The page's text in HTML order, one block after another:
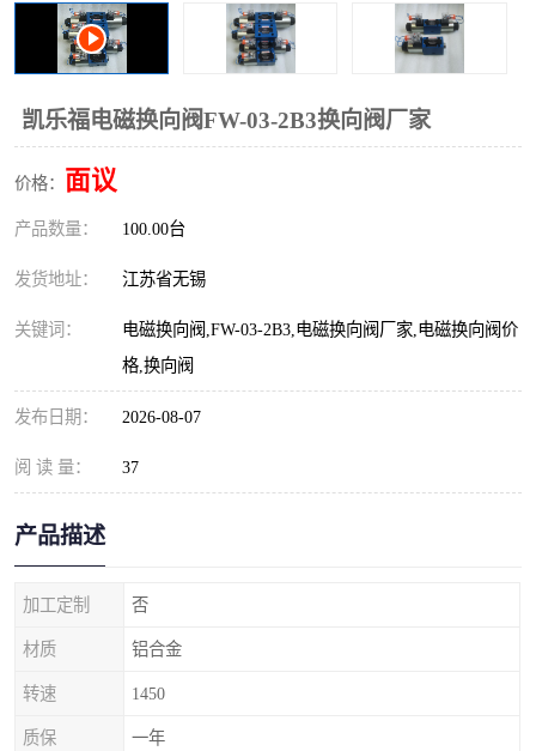
凯乐福电磁换向阀FW-03-2B3换向阀厂家
价格： 面议
产品数量： 100.00台
发货地址： 江苏省无锡
关键词：
电磁换向阀,FW-03-2B3,电磁换向阀厂家,电磁换向阀价
格,换向阀
发布日期： 2026-08-07
阅 读 量： 37
产品描述
加工定制 否
材质 铝合金
转速 1450
质保 一年